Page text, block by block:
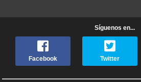
Síguenos en...
Facebook Twitter